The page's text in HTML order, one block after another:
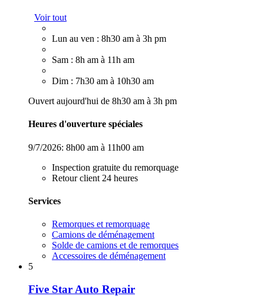
Voir tout
Lun au ven : 8h30 am à 3h pm
Sam : 8h am à 11h am
Dim : 7h30 am à 10h30 am
Ouvert aujourd'hui de 8h30 am à 3h pm
Heures d'ouverture spéciales
9/7/2026: 8h00 am à 11h00 am
Inspection gratuite du remorquage
Retour client 24 heures
Services
Remorques et remorquage
Camions de déménagement
Solde de camions et de remorques
Accessoires de déménagement
5
Five Star Auto Repair